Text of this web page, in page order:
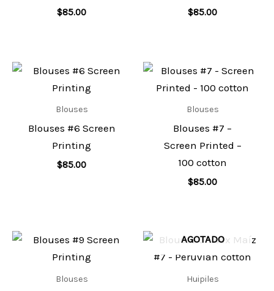
$85.00 $85.00
Blouses
Blouses #6 Screen
Printing
$85.00
Blouses
Blouses #7 –
Screen Printed –
100 cotton
$85.00
Blouses
AGOTADO
Huipiles